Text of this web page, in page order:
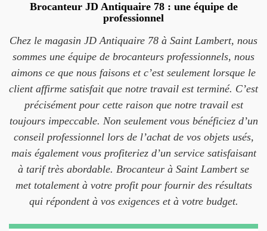
Brocanteur JD Antiquaire 78 : une équipe de
professionnel
Chez le magasin JD Antiquaire 78 à Saint Lambert, nous
sommes une équipe de brocanteurs professionnels, nous
aimons ce que nous faisons et c’est seulement lorsque le
client affirme satisfait que notre travail est terminé. C’est
précisément pour cette raison que notre travail est
toujours impeccable. Non seulement vous bénéficiez d’un
conseil professionnel lors de l’achat de vos objets usés,
mais également vous profiteriez d’un service satisfaisant
à tarif très abordable. Brocanteur à Saint Lambert se
met totalement à votre profit pour fournir des résultats
qui répondent à vos exigences et à votre budget.